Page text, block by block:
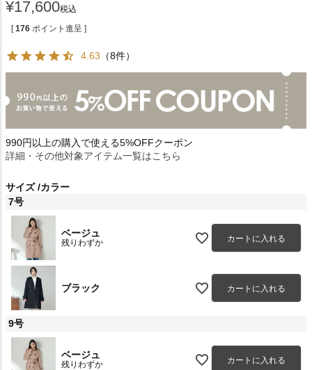
¥17,600税込
[ 176 ポイント進呈 ]
4.63 （8件）
990円以上の購入で使える5%OFFクーポン
詳細・その他対象アイテム一覧はこちら
サイズ カラー
7号
ベージュ
残りわずか カートに入れる
ブラック カートに入れる
9号
ベージュ
残りわずか カートに入れる